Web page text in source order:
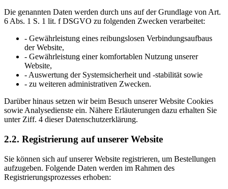
Die genannten Daten werden durch uns auf der Grundlage von Art.
6 Abs. 1 S. 1 lit. f DSGVO zu folgenden Zwecken verarbeitet:
- Gewährleistung eines reibungslosen Verbindungsaufbaus
der Website,
- Gewährleistung einer komfortablen Nutzung unserer
Website,
- Auswertung der Systemsicherheit und -stabilität sowie
- zu weiteren administrativen Zwecken.
Darüber hinaus setzen wir beim Besuch unserer Website Cookies
sowie Analysedienste ein. Nähere Erläuterungen dazu erhalten Sie
unter Ziff. 4 dieser Datenschutzerklärung.
2.2. Registrierung auf unserer Website
Sie können sich auf unserer Website registrieren, um Bestellungen
aufzugeben. Folgende Daten werden im Rahmen des
Registrierungsprozesses erhoben: